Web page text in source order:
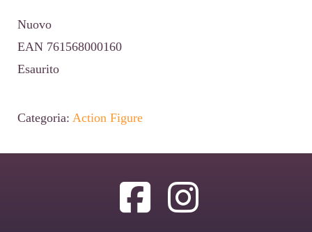
Nuovo
EAN 761568000160
Esaurito
Categoria: Action Figure